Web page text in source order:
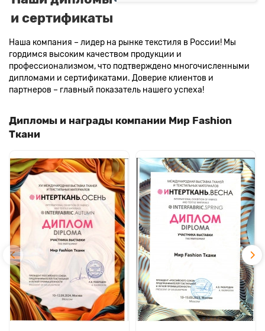
и сертификаты
Наша компания – лидер на рынке текстиля в России! Мы
гордимся высоким качеством продукции и
профессионализмом, что подтверждено многочисленными
дипломами и сертификатами. Доверие клиентов и
партнеров – главный показатель нашего успеха!
Дипломы и награды компании Мир Fashion
Ткани